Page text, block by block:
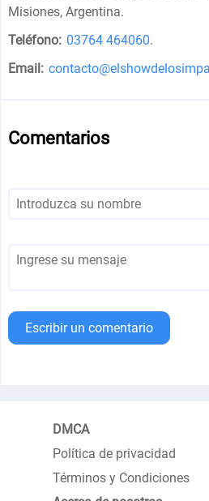
Misiones, Argentina.
Teléfono: 03764 464060.
Email:
Comentarios
Escribir un comentario
DMCA
Política de privacidad
Términos y Condiciones